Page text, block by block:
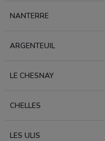
NANTERRE
ARGENTEUIL
LE CHESNAY
CHELLES
LES ULIS